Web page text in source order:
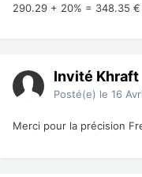
290.29 + 20% = 348.35
Invité Khraft
Posté(e) le 16
Merci pour la précision